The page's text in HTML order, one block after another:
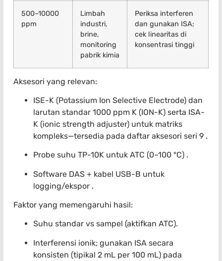
500–10000
ppm
Limbah
industri,
brine,
monitoring
pabrik kimia
Periksa interferen
dan gunakan ISA;
cek linearitas di
konsentrasi tinggi
Aksesori yang relevan:
ISE-K (Potassium Ion Selective Electrode) dan
larutan standar 1000 ppm K (ION-K) serta ISA-
K (ionic strength adjuster) untuk matriks
kompleks—tersedia pada daftar aksesori seri 9 .
Probe suhu TP-10K untuk ATC (0–100 °C) .
Software DAS + kabel USB-B untuk
logging/ekspor .
Faktor yang memengaruhi hasil:
Suhu standar vs sampel (aktifkan ATC).
Interferensi ionik; gunakan ISA secara
konsisten (tipikal 2 mL per 100 mL) pada